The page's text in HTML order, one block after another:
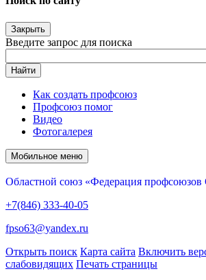
Закрыть
Введите запрос для поиска
Найти
Как создать профсоюз
Профсоюз помог
Видео
Фотогалерея
Мобильное меню
Областной союз «Федерация профсоюзов
+7(846) 333-40-05
fpso63@yandex.ru
Открыть поиск Карта сайта Включить
слабовидящих Печать страницы